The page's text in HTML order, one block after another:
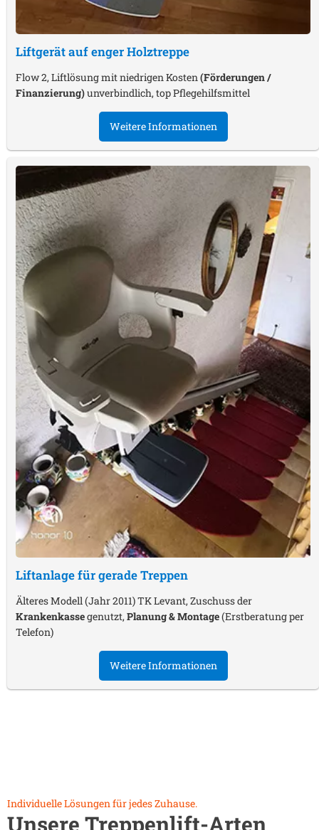
Liftgerät auf enger Holztreppe
Flow 2, Liftlösung mit niedrigen Kosten (Förderungen /
Finanzierung)unverbindlich, top Pflegehilfsmittel
Weitere Informationen
Liftanlage für gerade Treppen
Älteres Modell (Jahr 2011) TK Levant, Zuschuss der
Krankenkassegenutzt,Planung & Montage(Erstberatung per
Telefon)
Weitere Informationen
Individuelle Lösungen für jedes Zuhause.
Unsere Treppenlift-Arten